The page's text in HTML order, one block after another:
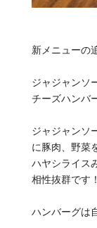
新メニューの
ジャジャンソ
チーズハンバ
ジャジャンソ
に豚肉、野菜
ハヤシライス
相性抜群です！
ハンバーグは